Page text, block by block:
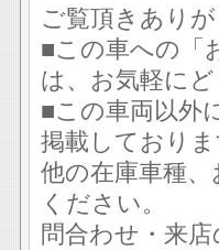
ご覧頂きあり
■この車への「
は、お気軽に
■この車両以外
掲載しており
他の在庫車種
ください。
問合わせ・来